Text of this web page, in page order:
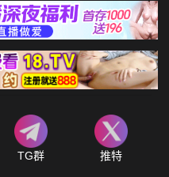
TG群 推特